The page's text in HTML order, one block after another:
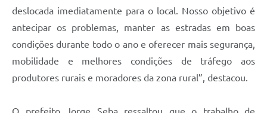
deslocada imediatamente para o local. Nosso objetivo é
antecipar os problemas, manter as estradas em boas
condições durante todo o ano e oferecer mais segurança,
mobilidade e melhores condições de tráfego aos
produtores rurais e moradores da zona rural”, destacou.